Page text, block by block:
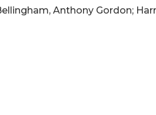
Anthony Gordon;